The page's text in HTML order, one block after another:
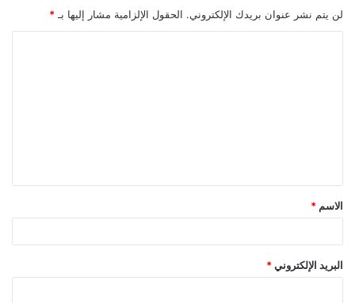
لن يتم نشر عنوان بريدك الإلكتروني. الحقول الإلزامية مشار إليها بـ *
ق
*
الاسم *
البريد الإلكتروني *